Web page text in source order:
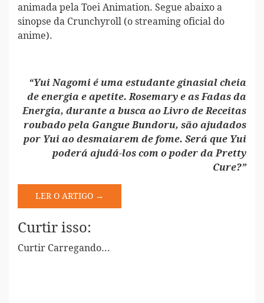
animada pela Toei Animation. Segue abaixo a
sinopse da Crunchyroll (o streaming oficial do
anime).
“Yui Nagomi é uma estudante ginasial cheia
de energia e apetite. Rosemary e as Fadas da
Energia, durante a busca ao Livro de Receitas
roubado pela Gangue Bundoru, são ajudados
por Yui ao desmaiarem de fome. Será que Yui
poderá ajudá-los com o poder da Pretty
Cure?”
LER O ARTIGO →
Curtir isso:
Curtir Carregando...